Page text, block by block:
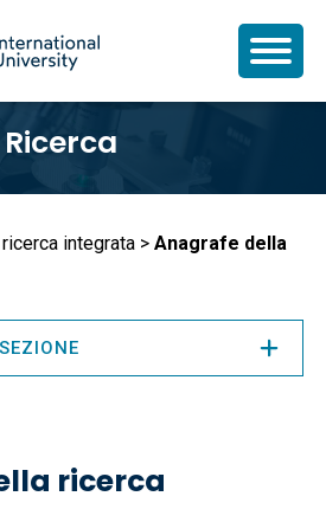
Ricerca
ricerca integrata
Anagrafe della
ricerca